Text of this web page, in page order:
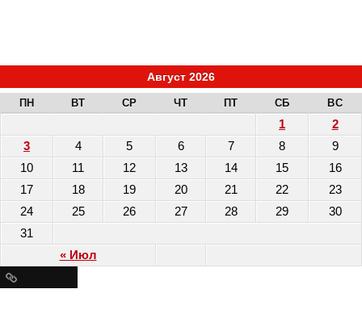
Август 2026
ПН ВТ СР ЧТ ПТ СБ ВС
« Июл
1
2
3
4 5 6 7 8
9
10
11 12 13 14 15
16
17
18 19 20 21 22
23
24
25 26 27 28 29
30
31